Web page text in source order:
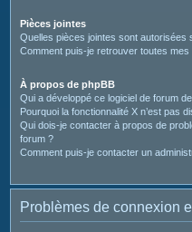
Pièces jointes
Quelles pièces jointes sont autorisées
Comment puis-je retrouver toutes mes
À propos de phpBB
Qui a développé ce logiciel de forum
Pourquoi la fonctionnalité X n’est pas
Qui dois-je contacter à propos de
forum ?
Comment puis-je contacter un
Problèmes de connexion